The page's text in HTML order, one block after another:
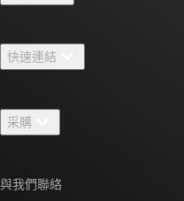
人才招募
新聞室
活動
快速連結
TI E2E™ 設計支援論壇
交互參考搜索
采購
與我們聯絡